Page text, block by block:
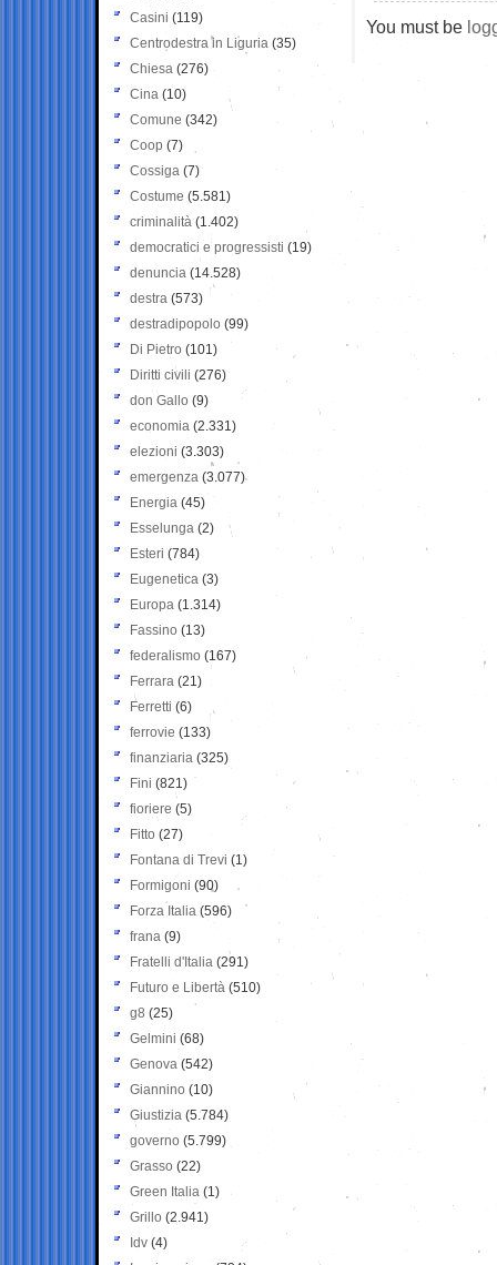
You must be
Casini (119)
Centrodestra in Liguria (35)
Chiesa (276)
Cina (10)
Comune (342)
Coop (7)
Cossiga (7)
Costume (5.581)
criminalità (1.402)
democratici e progressisti (19)
denuncia (14.528)
destra (573)
destradipopolo (99)
Di Pietro (101)
Diritti civili (276)
don Gallo (9)
economia (2.331)
elezioni (3.303)
emergenza (3.077)
Energia (45)
Esselunga (2)
Esteri (784)
Eugenetica (3)
Europa (1.314)
Fassino (13)
federalismo (167)
Ferrara (21)
Ferretti (6)
ferrovie (133)
finanziaria (325)
Fini (821)
fioriere (5)
Fitto (27)
Fontana di Trevi (1)
Formigoni (90)
Forza Italia (596)
frana (9)
Fratelli d'Italia (291)
Futuro e Libertà (510)
g8 (25)
Gelmini (68)
Genova (542)
Giannino (10)
Giustizia (5.784)
governo (5.799)
Grasso (22)
Green Italia (1)
Grillo (2.941)
Idv (4)